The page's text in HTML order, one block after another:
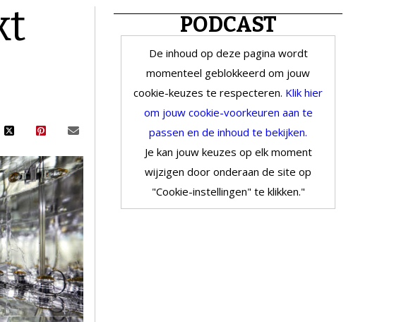
PODCAST
De inhoud op deze pagina wordt
momenteel geblokkeerd om jouw
cookie-keuzes te respecteren. Klik hier
om jouw cookie-voorkeuren aan te
passen en de inhoud te bekijken.
Je kan jouw keuzes op elk moment
wijzigen door onderaan de site op
"Cookie-instellingen" te klikken."